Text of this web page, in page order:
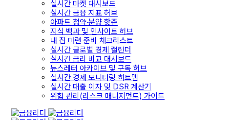
실시간 마켓 대시보드
실시간 금융 지표 허브
아파트 청약·분양 핫존
지식 백과 및 인사이트 허브
내 집 마련 준비 체크리스트
실시간 글로벌 경제 캘린더
실시간 금리 비교 대시보드
뉴스레터 아카이브 및 구독 허브
실시간 경제 모니터링 히트맵
실시간 대출 이자 및 DSR 계산기
위험 관리(리스크 매니지먼트) 가이드